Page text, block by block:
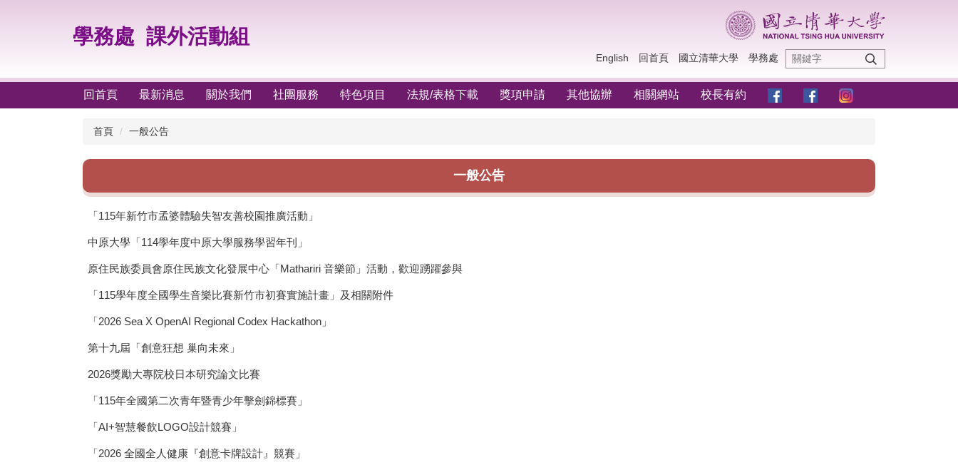
容
學務處 課外活動組
English 回首頁 國立清華大學 學務處
回首頁 最新消息 關於我們 社團服務 特色項目 法規/表格下載 獎項申請 其他協辦 相關網站 校長有約
首頁 一般公告
一般公告
「115年新竹市孟婆體驗失智友善校園推廣活動」
中原大學「114學年度中原大學服務學習年刊」
原住民族委員會原住民族文化發展中心「Mathariri 音樂節」活動，歡迎踴躍參與
「115學年度全國學生音樂比賽新竹市初賽實施計畫」及相關附件
「2026 Sea X OpenAI Regional Codex Hackathon」
第十九屆「創意狂想 巢向未來」
2026獎勵大專院校日本研究論文比賽
「115年全國第二次青年暨青少年擊劍錦標賽」
「AI+智慧餐飲LOGO設計競賽」
「2026 全國全人健康『創意卡牌設計』競賽」